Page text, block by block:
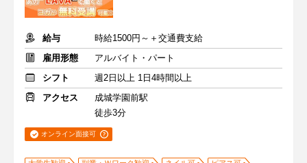
給与
時給1500円～＋交通費支給
雇用形態
アルバイト・パート
シフト
週2日以上 1日4時間以上
アクセス
成城学園前駅
徒歩3分
オンライン面接可